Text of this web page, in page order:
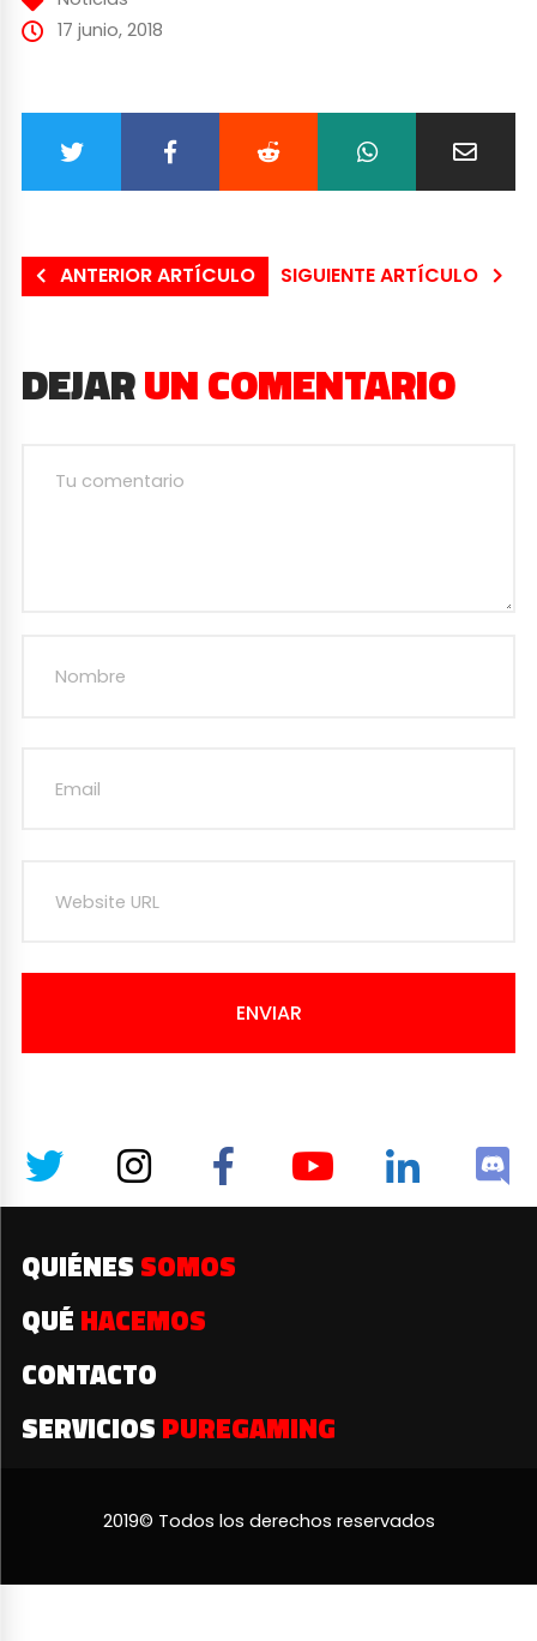
17 junio, 2018
ANTERIOR ARTÍCULO SIGUIENTE ARTÍCULO
DEJARUN COMENTARIO
ENVIAR
QUIÉNES SOMOS
QUÉ HACEMOS
CONTACTO
SERVICIOS PUREGAMING
2019© Todos los derechos reservados